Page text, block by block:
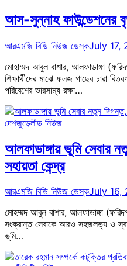
আস-সুন্নাহ ফাউন্ডেশনের
আরএমজি বিডি নিউজ ডেস্কJuly 17,
মোহাম্মদ আবুল বাশার, আলফাডাঙ্গা
শিক্ষার্থীদের মাঝে ফলজ গাছের চারা
পরিবেশের ভারসাম্য রক্ষা…
দেশজুড়েলীড নিউজ
আলফাডাঙ্গায় ভূমি সেবার
সহায়তা কেন্দ্র
আরএমজি বিডি নিউজ ডেস্কJuly 16,
মোহম্মদ আবুল বাশার, আলফাডাঙ্গা
সংক্রান্ত সেবাকে আরও সহজলভ্য ও
ভূমি…